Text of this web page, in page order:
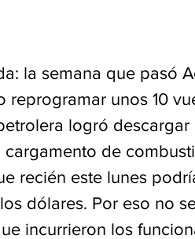
la semana que pasó
reprogramar unos 10
logró
cargamento de
recién este lunes
dólares. Por eso no
incurrieron los